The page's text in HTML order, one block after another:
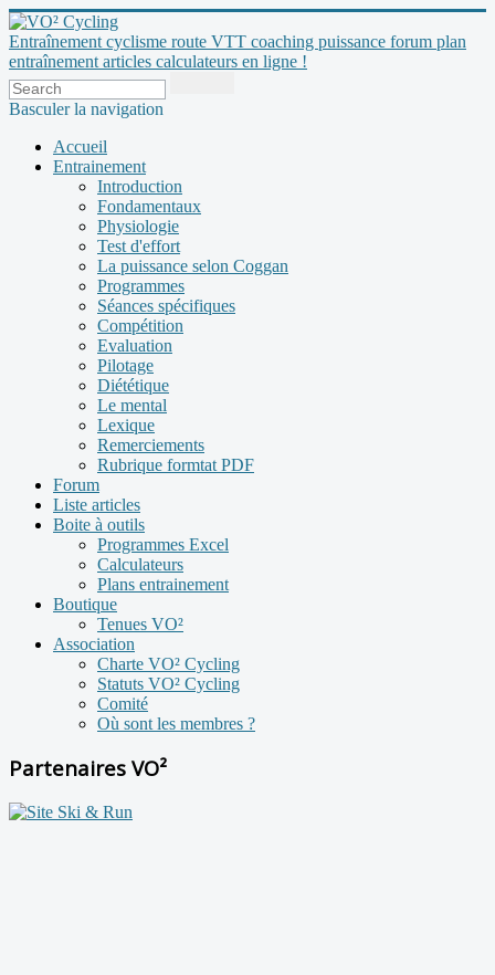
Entraînement cyclisme route VTT coaching puissance forum plan
entraînement articles calculateurs en ligne !
Basculer la navigation
Accueil
Entrainement
Introduction
Fondamentaux
Physiologie
Test d'effort
La puissance selon Coggan
Programmes
Séances spécifiques
Compétition
Evaluation
Pilotage
Diététique
Le mental
Lexique
Remerciements
Rubrique formtat PDF
Forum
Liste articles
Boite à outils
Programmes Excel
Calculateurs
Plans entrainement
Boutique
Tenues VO²
Association
Charte VO² Cycling
Statuts VO² Cycling
Comité
Où sont les membres ?
Partenaires VO²